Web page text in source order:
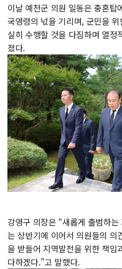
이날 예천군 의원 일동은 충혼탑
국영령의 넋을 기리며, 군민을
실히 수행할 것을 다짐하며 열정
졌다.
강영구 의장은 “새롭게 출범하
는 상반기에 이어서 의원들의 의
을 받들어 지역발전을 위한 책임
다하겠다.”고 말했다.